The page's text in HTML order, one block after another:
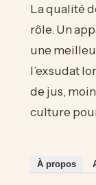
La qualité
rôle. Un
une
l’exsudat
de jus,
culture
À propos